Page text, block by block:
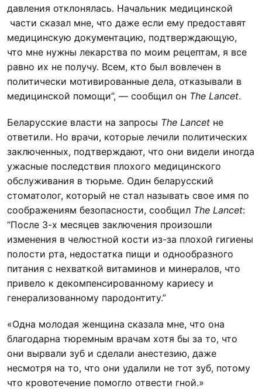
давления отклонялась. Начальник медицинской
части сказал мне, что даже если ему предоставят
медицинскую документацию, подтверждающую,
что мне нужны лекарства по моим рецептам, я все
равно их не получу. Всем, кто был вовлечен в
политически мотивированные дела, отказывали в
медицинской помощи”, — сообщил он The Lancet.
Беларусские власти на запросы The Lancet не
ответили. Но врачи, которые лечили политических
заключенных, подтверждают, что они видели иногда
ужасные последствия плохого медицинского
обслуживания в тюрьме. Один беларусский
стоматолог, который не стал называть свое имя по
соображениям безопасности, сообщил The Lancet:
“После 3-х месяцев заключения произошли
изменения в челюстной кости из-за плохой гигиены
полости рта, недостатка пищи и однообразного
питания с нехваткой витаминов и минералов, что
привело к декомпенсированному кариесу и
генерализованному пародонтиту.”
«Одна молодая женщина сказала мне, что она
благодарна тюремным врачам хотя бы за то, что
они вырвали зуб и сделали анестезию, даже
несмотря на то, что они удалили не тот зуб, потому
что кровотечение помогло отвести гной.»